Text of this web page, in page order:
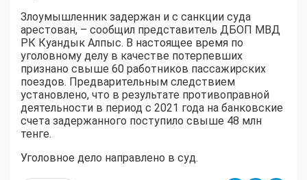
Злоумышленник задержан и с санкции суда
арестован, – cообщил представитель ДБОП МВД
РК Куандык Алпыс. В настоящее время по
уголовному делу в качестве потерпевших
признано свыше 60 работников пассажирских
поездов. Предварительным следствием
установлено, что в результате противоправной
деятельности в период с 2021 года на банковские
счета задержанного поступило свыше 48 млн
тенге.
Уголовное дело направлено в суд.